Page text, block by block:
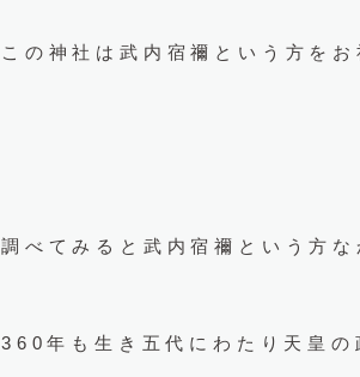
この神社は武内宿禰という方を
調べてみると武内宿禰という方な
360年も生き五代にわたり天皇の